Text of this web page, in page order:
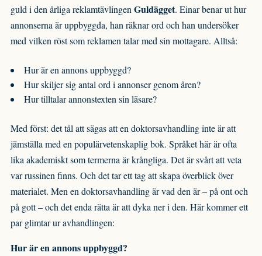
guld i den årliga reklamtävlingen Guldägget. Einar benar ut hur
annonserna är uppbyggda, han räknar ord och han undersöker
med vilken röst som reklamen talar med sin mottagare. Alltså:
Hur är en annons uppbyggd?
Hur skiljer sig antal ord i annonser genom åren?
Hur tilltalar annonstexten sin läsare?
Med först: det tål att sägas att en doktorsavhandling inte är att
jämställa med en populärvetenskaplig bok. Språket här är ofta
lika akademiskt som termerna är krångliga. Det är svårt att veta
var russinen finns. Och det tar ett tag att skapa överblick över
materialet. Men en doktorsavhandling är vad den är – på ont och
på gott – och det enda rätta är att dyka ner i den. Här kommer ett
par glimtar ur avhandlingen:
Hur är en annons uppbyggd?